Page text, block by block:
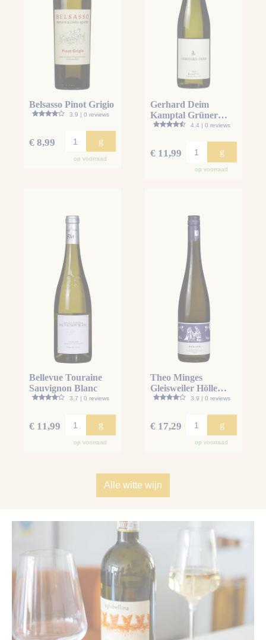
Belsasso Pinot Grigio
3.9 | 0 reviews
€ 8,99 g
op voorraad
Gerhard Deim
Kamptal Grüner
Veltliner
4.4 | 0 reviews
€ 11,99 g
op voorraad
Bellevue Touraine
Sauvignon Blanc
3.7 | 0 reviews
€ 11,99 g
op voorraad
Theo Minges
Gleisweiler Hölle
Riesling
3.9 | 0 reviews
€ 17,29 g
op voorraad
Alle witte wijn